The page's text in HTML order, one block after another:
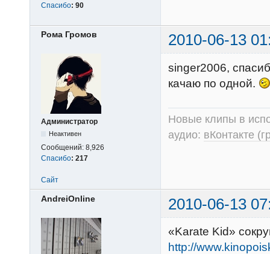
Спасибо: 90
Рома Громов 2010-06-13
Администратор
Неактивен
Сообщений: 8,926
Спасибо: 217
singer2006,
качаю по одной.
Новые клипы в
аудио: вКонтакте
Сайт
AndreiOnline 2010-06-13
«Karate Kid»
http://